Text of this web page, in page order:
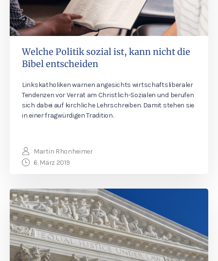
Welche Politik sozial ist, kann nicht die
Bibel entscheiden
Linkskatholiken warnen angesichts wirtschaftsliberaler
Tendenzen vor Verrat am Christlich-Sozialen und berufen
sich dabei auf kirchliche Lehrschreiben. Damit stehen sie
in einer fragwürdigen Tradition.
Martin Rhonheimer
6. März 2019